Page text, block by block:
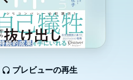
プレビューの再生